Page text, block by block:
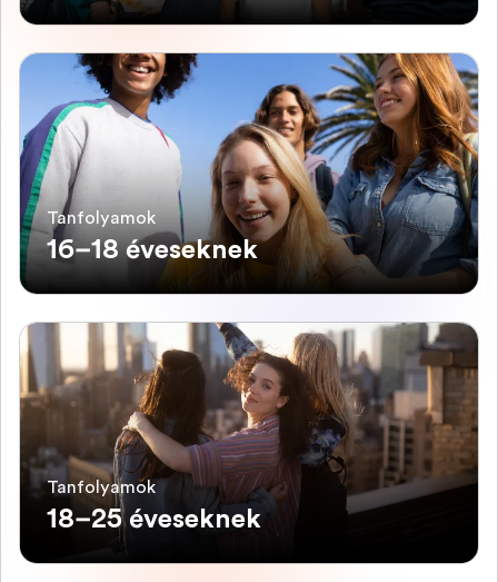
Tanfolyamok
16–18 éveseknek
Tanfolyamok
18–25 éveseknek